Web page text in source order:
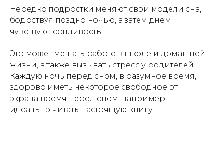
Нередко подростки меняют свои модели сна,
бодрствуя поздно ночью, а затем днем
чувствуют сонливость.
Это может мешать работе в школе и домашней
жизни, а также вызывать стресс у родителей.
Каждую ночь перед сном, в разумное время,
здорово иметь некоторое свободное от
экрана время перед сном, например,
идеально читать настоящую книгу.